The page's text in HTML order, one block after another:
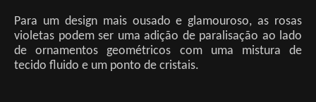
Para um design mais ousado e glamouroso, as rosas
violetas podem ser uma adição de paralisação ao lado
de ornamentos geométricos com uma mistura de
tecido fluido e um ponto de cristais.